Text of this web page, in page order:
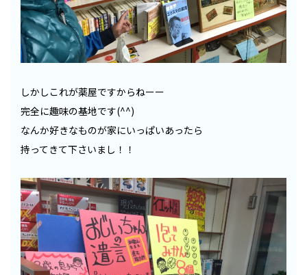
しかしこれが薬屋ですからねーー
完全に趣味の基地です(^^)
なんか好きなものが家にいっぱいあったら
持ってきて下さいまし！！